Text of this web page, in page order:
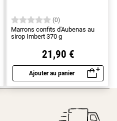
(0)
Marrons confits d'Aubenas au
sirop Imbert 370 g
21,90 €
Ajouter au panier
Aperçu rapide